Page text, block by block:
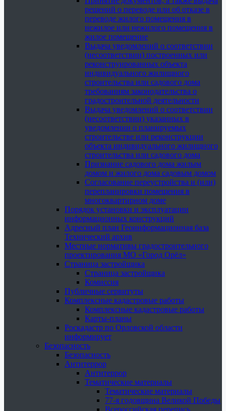
решений о переводе или об отказе в
переводе жилого помещения в
нежилое или нежилого помещения в
жилое помещение
Выдача уведомлений о соответствии
(несоответствии) построенных или
реконструированных объекта
индивидуального жилищного
строительства или садового дома
требованиям законодательства о
градостроительной деятельности
Выдача уведомлений о соответствии
(несоответствии) указанных в
уведомлении о планируемых
строительстве или реконструкции
объекта индивидуального жилищного
строительства или садового дома
Признание садового дома жилым
домом и жилого дома садовым домом
Согласование переустройства и (или)
перепланировки помещения в
многоквартирном доме
Порядок установки и эксплуатации
информационных конструкций
Адресный план Геоинформационная база
Технический архив
Местные нормативы градостроительного
проектирования МО «Город Орёл»
Страница застройщика
Страница застройщика
Комиссия
Публичные сервитуты
Комплексные кадастровые работы
Комплексные кадастровые работы
Карты-планы
Роскадастр по Орловской области
информирует
Безопасность
Безопасность
Антитеррор
Антитеррор
Тематические материалы
Тематические материалы
77-я годовщина Великой Победы
Всероссийская перепись